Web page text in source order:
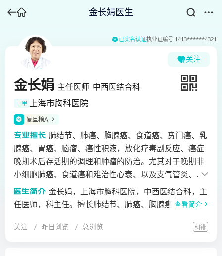
金长娟医生
已实名认证执业证编号 1413******4321
关注
金长娟 主任医师 中西医结合科
三甲 上海市胸科医院
复旦榜A
肺结节、肺癌、胸腺癌、食道癌、贲门癌、乳
腺癌、胃癌、脑瘤、癌性积液，放化疗毒副反应、癌症
晚期术后存活期的调理和肿瘤的防治。尤其对于晚期非
小细胞肺癌、食道癌和难治性心衰、以及支气管炎、支
气管扩张症等呼吸系统疾病有着丰富的临床经验。
金长娟，上海市胸科医院，中西医结合科，主
任医师，科主任。擅长肺结节、肺癌、胸腺癌、食道
毒副反应、癌症晚期术后存活期的调理和肿瘤的防治。
查看简介
关注 昨日浏览 总浏览 纠错